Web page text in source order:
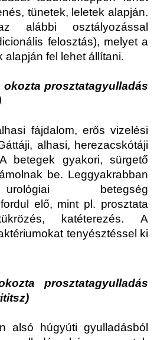
tünetek, leletek alapján.
alábbi osztályozással
felosztás), melyet a
fel lehet állítani.
okozta prosztatagyulladás
fájdalom, erős vizelési
alhasi, herezacskótáji
betegek gyakori, sürgető
be. Leggyakrabban
betegség
elő, mint pl. prosztata
katéterezés. A
tenyésztéssel ki
prosztatagyulladás
alsó húgyúti gyulladásból